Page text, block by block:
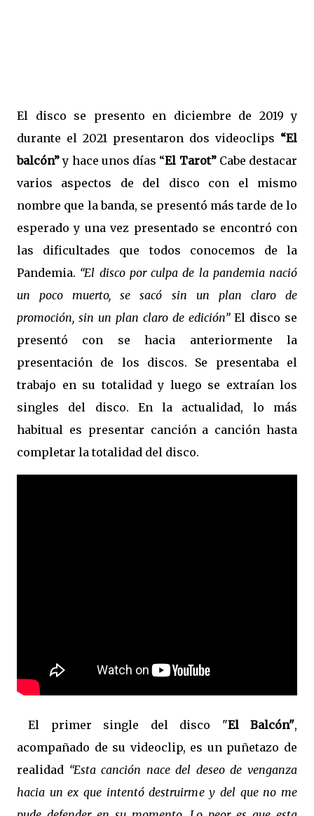
El disco se presento en diciembre de 2019 y
durante el 2021 presentaron dos videoclips “El
balcón”y hace unos días “El Tarot” Cabe destacar
varios aspectos de del disco con el mismo
nombre que la banda, se presentó más tarde de lo
esperado y una vez presentado se encontró con
las dificultades que todos conocemos de la
Pandemia. “El disco por culpa de la pandemia nació
un poco muerto, se sacó sin un plan claro de
promoción, sin un plan claro de edición”El disco se
presentó con se hacia anteriormente la
presentación de los discos. Se presentaba el
trabajo en su totalidad y luego se extraían los
singles del disco. En la actualidad, lo más
habitual es presentar canción a canción hasta
completar la totalidad del disco.
El primer single del disco "El Balcón",
acompañado de su videoclip, es un puñetazo de
realidad “Esta canción nace del deseo de venganza
hacia un ex que intentó destruirme y del que no me